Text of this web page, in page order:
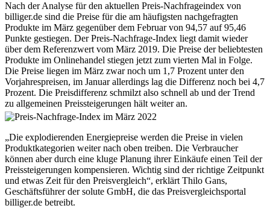
Nach der Analyse für den aktuellen Preis-Nachfrageindex von
billiger.de sind die Preise für die am häufigsten nachgefragten
Produkte im März gegenüber dem Februar von 94,57 auf 95,46
Punkte gestiegen. Der Preis-Nachfrage-Index liegt damit wieder
über dem Referenzwert vom März 2019. Die Preise der beliebtesten
Produkte im Onlinehandel stiegen jetzt zum vierten Mal in Folge.
Die Preise liegen im März zwar noch um 1,7 Prozent unter den
Vorjahrespreisen, im Januar allerdings lag die Differenz noch bei 4,7
Prozent. Die Preisdifferenz schmilzt also schnell ab und der Trend
zu allgemeinen Preissteigerungen hält weiter an.
„Die explodierenden Energiepreise werden die Preise in vielen
Produktkategorien weiter nach oben treiben. Die Verbraucher
können aber durch eine kluge Planung ihrer Einkäufe einen Teil der
Preissteigerungen kompensieren. Wichtig sind der richtige Zeitpunkt
und etwas Zeit für den Preisvergleich“, erklärt Thilo Gans,
Geschäftsführer der solute GmbH, die das Preisvergleichsportal
billiger.de betreibt.